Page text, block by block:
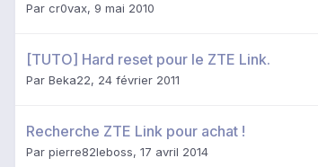
Par cr0vax, 9 mai 2010
[TUTO] Hard reset pour le ZTE Link.
Par Beka22, 24 février 2011
Recherche ZTE Link pour achat !
Par pierre82leboss, 17 avril 2014